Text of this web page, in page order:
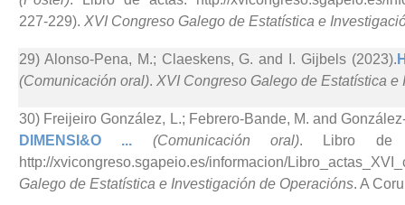
227-229). XVI Congreso Galego de Estatística e
29) Alonso-Pena, M.; Claeskens, G. and I. Gijbels (2023).
(Comunicación oral). XVI Congreso Galego de Estatística
30) Freijeiro González, L.; Febrero-Bande, M. and
DIMENSI&O ... (Comunicación oral). Libro de
http://xvicongreso.sgapeio.es/informacion/
Galego de Estatística e Investigación de Operacións. A